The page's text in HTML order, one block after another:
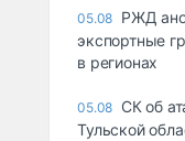
05.08 РЖД
экспортные
в регионах
05.08 СК об
Тульской